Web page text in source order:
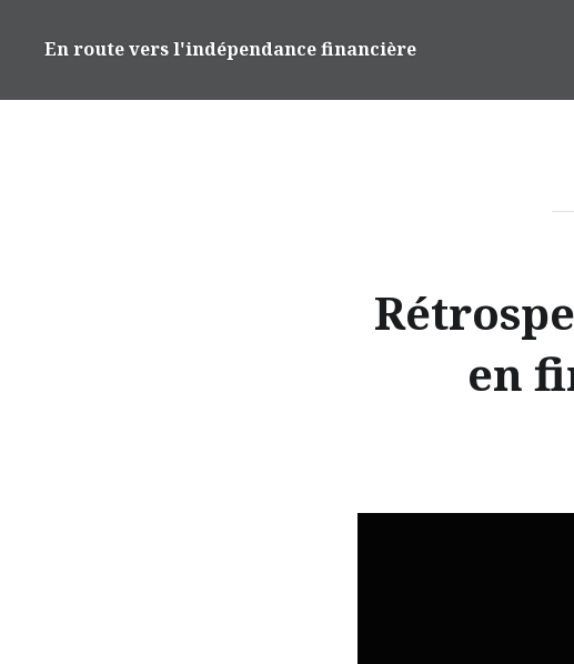
principal
En route vers l'indépendance financière
en